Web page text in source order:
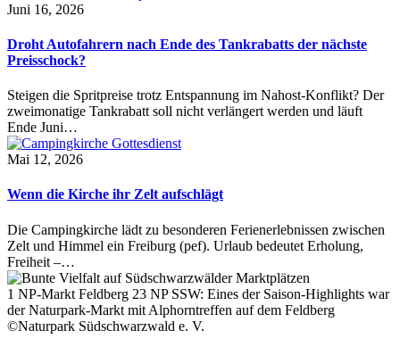
Juni 16, 2026
Droht Autofahrern nach Ende des Tankrabatts der nächste
Preisschock?
Steigen die Spritpreise trotz Entspannung im Nahost-Konflikt? Der
zweimonatige Tankrabatt soll nicht verlängert werden und läuft
Ende Juni…
Mai 12, 2026
Wenn die Kirche ihr Zelt aufschlägt
Die Campingkirche lädt zu besonderen Ferienerlebnissen zwischen
Zelt und Himmel ein Freiburg (pef). Urlaub bedeutet Erholung,
Freiheit –…
1 NP-Markt Feldberg 23 NP SSW: Eines der Saison-Highlights war
der Naturpark-Markt mit Alphorntreffen auf dem Feldberg
©Naturpark Südschwarzwald e. V.